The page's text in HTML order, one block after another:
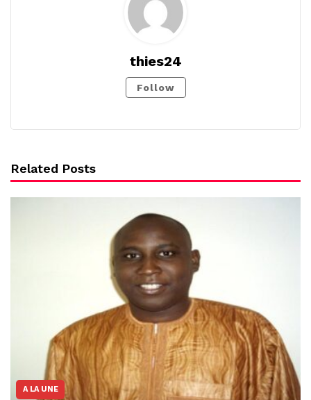
thies24
Follow
Related Posts
A LA UNE